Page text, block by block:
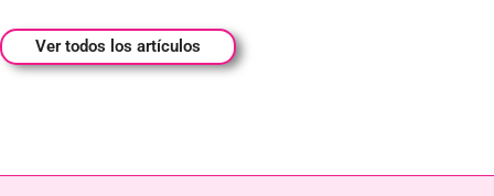
Ver todos los artículos